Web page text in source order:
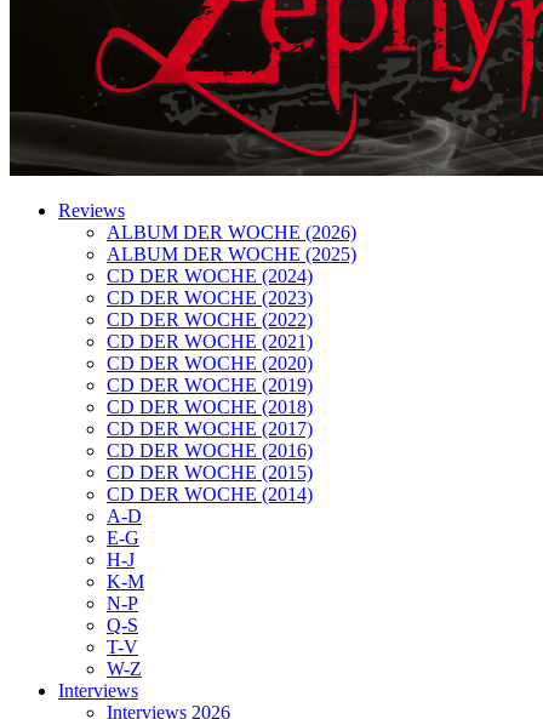
Reviews
ALBUM DER WOCHE (2026)
ALBUM DER WOCHE (2025)
CD DER WOCHE (2024)
CD DER WOCHE (2023)
CD DER WOCHE (2022)
CD DER WOCHE (2021)
CD DER WOCHE (2020)
CD DER WOCHE (2019)
CD DER WOCHE (2018)
CD DER WOCHE (2017)
CD DER WOCHE (2016)
CD DER WOCHE (2015)
CD DER WOCHE (2014)
A-D
E-G
H-J
K-M
N-P
Q-S
T-V
W-Z
Interviews
Interviews 2026